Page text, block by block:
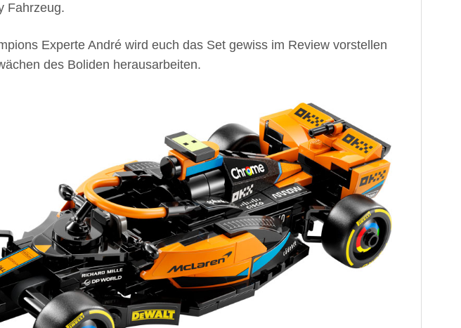
Fahrzeug.
Experte André wird euch das Set gewiss im Review vorstellen
des Boliden herausarbeiten.